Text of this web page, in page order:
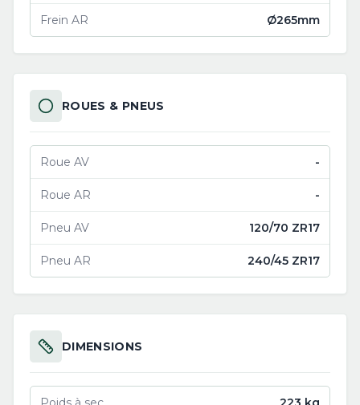
Frein AR Ø265mm
ROUES & PNEUS
Roue AV -
Roue AR -
Pneu AV 120/70 ZR17
Pneu AR 240/45 ZR17
DIMENSIONS